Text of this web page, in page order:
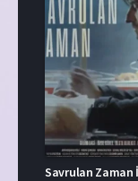
Savrulan Zaman